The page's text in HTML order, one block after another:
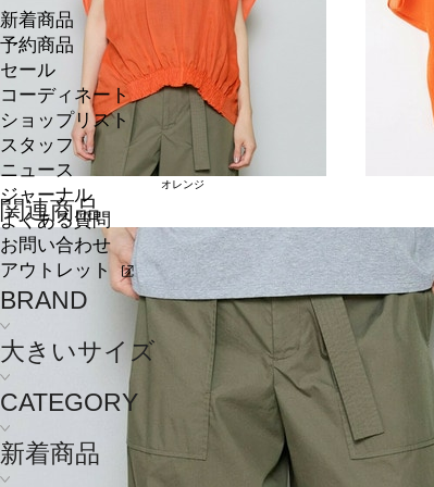
新着商品
予約商品
セール
コーディネート
ショップリスト
スタッフ
ニュース
ジャーナル
よくある質問
お問い合わせ
アウトレット
BRAND
大きいサイズ
CATEGORY
新着商品
オレンジ
関連商品